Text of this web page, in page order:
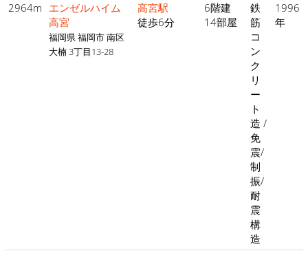
2964m エンゼルハイム
高宮
福岡県 福岡市 南区
大楠 3丁目13-28
高宮駅
徒歩6分
6階建
14部屋
鉄
筋
コ
ン
ク
リ
ー
ト
造 /
免
震/
制
振/
耐
震
構
造
1996
年